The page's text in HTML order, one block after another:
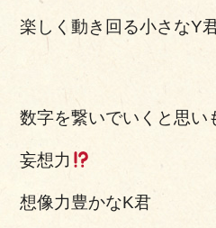
楽しく動き回る小さなY
数字を繋いでいくと思い
妄想力
想像力豊かなK君